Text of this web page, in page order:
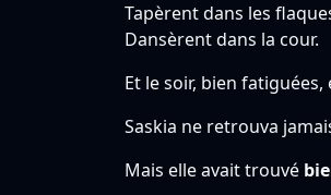
Tapèrent dans les
Dansèrent dans la cour.
Et le soir, bien
Saskia ne retrouva
Mais elle avait trouvé